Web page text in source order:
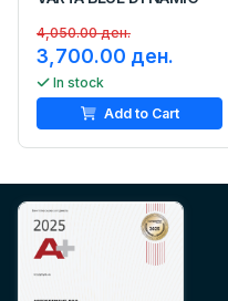
4,050.00 ден.
3,700.00 ден.
In stock
Add to Cart